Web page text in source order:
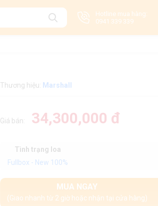
Hotline mua hàng:
0941 339 339
Thương hiệu: Marshall
Giá bán: 34,300,000 đ
Tình trạng loa
Fullbox - New 100%
MUA NGAY
(Giao nhanh từ 2 giờ hoặc nhận tại cửa hàng)